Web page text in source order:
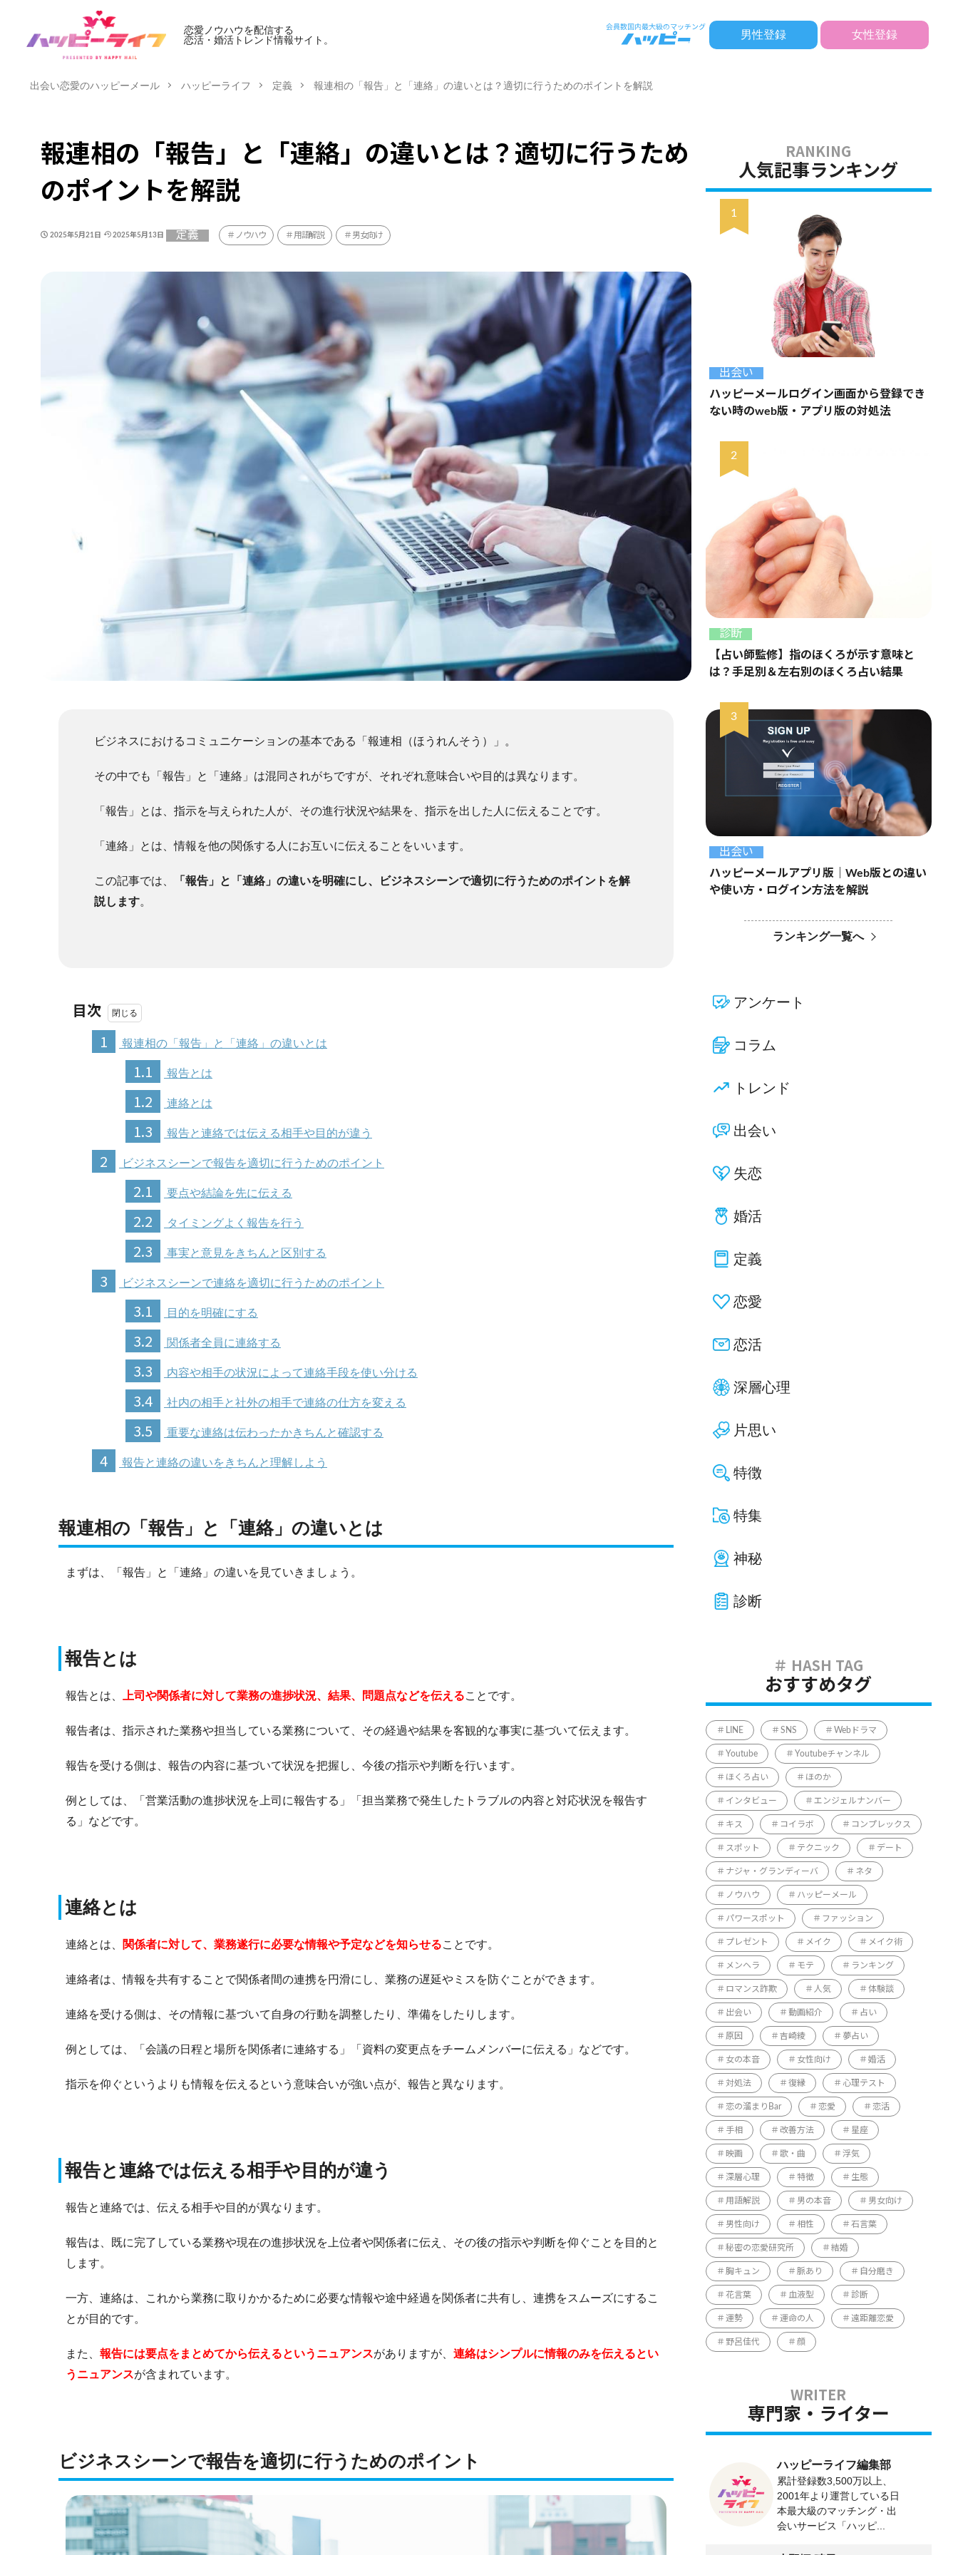
恋愛ノウハウを配信する
恋活・婚活トレンド情報サイト。
男性登録 女性登録
出会い恋愛のハッピーメール ハッピーライフ 定義 報連相の「報告」と「連絡」の違いとは？適切に行うためのポイントを解説
報連相の「報告」と「連絡」の違いとは？適切に行うため
のポイントを解説
2025年5月21日 2025年5月13日 定義 ノウハウ 用語解説 男女向け
ビジネスにおけるコミュニケーションの基本である「報連相（ほうれんそう）」。
その中でも「報告」と「連絡」は混同されがちですが、それぞれ意味合いや目的は異なります。
「報告」とは、指示を与えられた人が、その進行状況や結果を、指示を出した人に伝えることです。
「連絡」とは、情報を他の関係する人にお互いに伝えることをいいます。
この記事では、
「報告」と「連絡」の違いを明確にし、ビジネスシーンで適切に行うためのポイントを解
説します。
目次
1
報連相の「報告」と「連絡」の違いとは
1.1 報告とは
1.2 連絡とは
1.3 報告と連絡では伝える相手や目的が違う
2 ビジネスシーンで報告を適切に行うためのポイント
2.1 要点や結論を先に伝える
2.2 タイミングよく報告を行う
2.3 事実と意見をきちんと区別する
3 ビジネスシーンで連絡を適切に行うためのポイント
3.1 目的を明確にする
3.2 関係者全員に連絡する
3.3 内容や相手の状況によって連絡手段を使い分ける
3.4 社内の相手と社外の相手で連絡の仕方を変える
3.5 重要な連絡は伝わったかきちんと確認する
4 報告と連絡の違いをきちんと理解しよう
報連相の「報告」と「連絡」の違いとは
まずは、「報告」と「連絡」の違いを見ていきましょう。
報告とは
報告とは、 上司や関係者に対して業務の進捗状況、結果、問題点などを伝えることです。
報告者は、指示された業務や担当している業務について、その経過や結果を客観的な事実に基づいて伝えます。
報告を受ける側は、報告の内容に基づいて状況を把握し、今後の指示や判断を行います。
例としては、「営業活動の進捗状況を上司に報告する」「担当業務で発生したトラブルの内容と対応状況を報告す
る」などです。
連絡とは
連絡とは、 関係者に対して、業務遂行に必要な情報や予定などを知らせることです。
連絡者は、情報を共有することで関係者間の連携を円滑にし、業務の遅延やミスを防ぐことができます。
連絡を受ける側は、その情報に基づいて自身の行動を調整したり、準備をしたりします。
例としては、「会議の日程と場所を関係者に連絡する」「資料の変更点をチームメンバーに伝える」などです。
指示を仰ぐというよりも情報を伝えるという意味合いが強い点が、報告と異なります。
報告と連絡では伝える相手や目的が違う
報告と連絡では、伝える相手や目的が異なります。
報告は、既に完了している業務や現在の進捗状況を上位者や関係者に伝え、その後の指示や判断を仰ぐことを目的と
します。
一方、連絡は、これから業務に取りかかるために必要な情報や途中経過を関係者に共有し、連携をスムーズにするこ
とが目的です。
また、 報告には要点をまとめてから伝えるというニュアンスがありますが、 連絡はシンプルに情報のみを伝えるとい
うニュアンスが含まれています。
ビジネスシーンで報告を適切に行うためのポイント
人気記事ランキング
出会い
ハッピーメールログイン画面から登録でき
ない時のweb版・アプリ版の対処法
診断
【占い師監修】指のほくろが示す意味と
は？手足別＆左右別のほくろ占い結果
出会い
ハッピーメールアプリ版｜Web版との違い
や使い方・ログイン方法を解説
ランキング一覧へ
アンケート
コラム
トレンド
出会い
失恋
婚活
定義
恋愛
恋活
深層心理
片思い
特徴
特集
神秘
診断
おすすめタグ
LINE SNS Webドラマ
Youtube Youtubeチャンネル
ほくろ占い ほのか
インタビュー エンジェルナンバー
キス コイラボ コンプレックス
スポット テクニック デート
ナジャ・グランディーバ ネタ
ノウハウ ハッピーメール
パワースポット ファッション
プレゼント メイク メイク術
メンヘラ モテ ランキング
ロマンス詐欺 人気 体験談
出会い 動画紹介 占い
原因 吉崎綾 夢占い
女の本音 女性向け 婚活
対処法 復縁 心理テスト
恋の溜まりBar 恋愛 恋活
手相 改善方法 星座
映画 歌・曲 浮気
深層心理 特徴 生態
用語解説 男の本音 男女向け
男性向け 相性 石言葉
秘密の恋愛研究所 結婚
胸キュン 脈あり 自分磨き
花言葉 血液型 診断
運勢 運命の人 遠距離恋愛
野呂佳代 顔
専門家・ライター
ハッピーライフ編集部
累計登録数3,500万以上、
2001年より運営している日
本最大級のマッチング・出
会いサービス「ハッピ...